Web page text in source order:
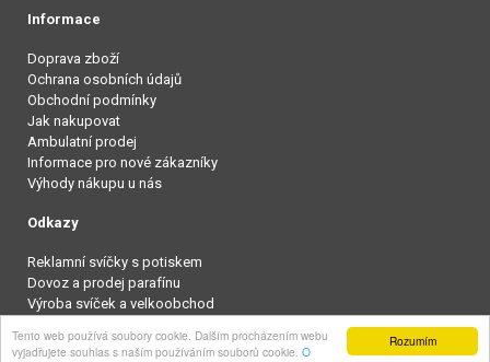
Rozumím
Tento web používá soubory cookie. Dalším procházením webu
vyjadřujete souhlas s naším používáním souborů cookie. O
Informace
Doprava zboží
Ochrana osobních údajů
Obchodní podmínky
Jak nakupovat
Ambulatní prodej
Informace pro nové zákazníky
Výhody nákupu u nás
Odkazy
Reklamní svíčky s potiskem
Dovoz a prodej parafínu
Výroba svíček a velkoobchod
Vypnout zobrazení pro mobily